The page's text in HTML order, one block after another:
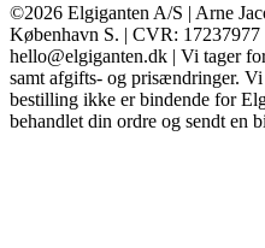
©2026 Elgiganten A/S | Arne
København S. | CVR: 17237977
hello@elgiganten.dk | Vi tager
samt afgifts- og prisændringer.
bestilling ikke er bindende for
behandlet din ordre og sendt en